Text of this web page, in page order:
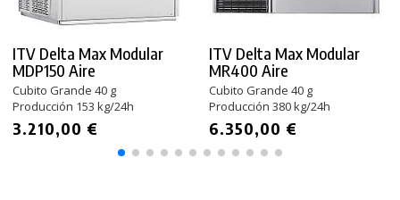
ITV Delta Max Modular
MDP150 Aire
Cubito Grande 40 g
Producción 153 kg/24h
3.210,00 €
ITV Delta Max Modular
MR400 Aire
Cubito Grande 40 g
Producción 380 kg/24h
6.350,00 €